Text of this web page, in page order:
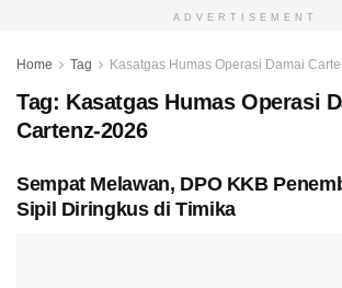
ADVERTISEMENT
Home Tag Kasatgas Humas Operasi Damai
Tag: Kasatgas Humas Operasi
Cartenz-2026
Sempat Melawan, DPO KKB
Sipil Diringkus di Timika